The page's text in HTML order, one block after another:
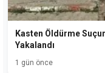
Kasten Öldürme
Yakalandı
1 gün önce